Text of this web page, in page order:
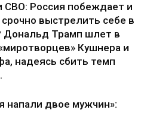
СВО: Россия побеждает и
выстрелить себе в
Дональд Трамп шлет в
Кушнера и
надеясь сбить темп
напали двое мужчин»: